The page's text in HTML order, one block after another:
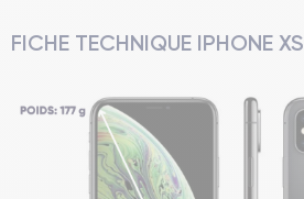
FICHE TECHNIQUE IPHONE XS